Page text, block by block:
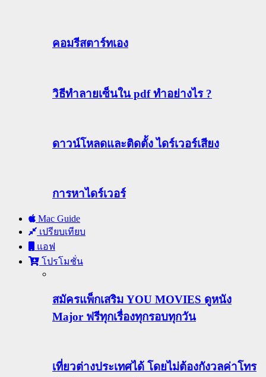
คอมรีสตาร์ทเอง
วิธีทําลายเซ็นใน pdf ทำอย่างไร ?
ดาวน์โหลดและติดตั้ง ไดร์เวอร์เสียง
การหาไดร์เวอร์
Mac Guide
เปรียบเทียบ
แอฟ
โปรโมชั่น
สมัครแพ็กเสริม YOU MOVIES ดูหนัง
Major ฟรีทุกเรื่องทุกรอบทุกวัน
เที่ยวต่างประเทศได้ โดยไม่ต้องกังวลค่าโทร